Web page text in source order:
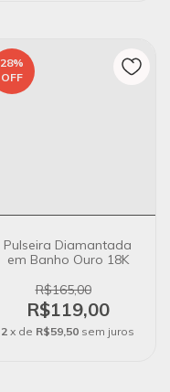
28%
OFF
Pulseira Diamantada
em Banho Ouro 18K
R$165,00
R$119,00
2 x de R$59,50 sem juros